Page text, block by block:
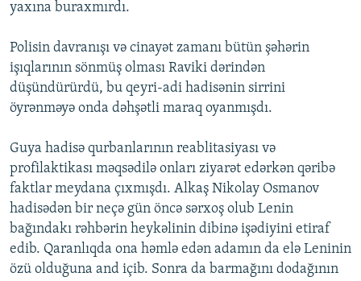
yaxına buraxmırdı.
Polisin davranışı və cinayət zamanı bütün şəhərin
işıqlarının sönmüş olması Raviki dərindən
düşündürürdü, bu qeyri-adi hadisənin sirrini
öyrənməyə onda dəhşətli maraq oyanmışdı.
Guya hadisə qurbanlarının reablitasiyası və
profilaktikası məqsədilə onları ziyarət edərkən qəribə
faktlar meydana çıxmışdı. Alkaş Nikolay Osmanov
hadisədən bir neçə gün öncə sərxoş olub Lenin
bağındakı rəhbərin heykəlinin dibinə işədiyini etiraf
edib. Qaranlıqda ona həmlə edən adamın da elə Leninin
özü olduğuna and içib. Sonra da barmağını dodağının